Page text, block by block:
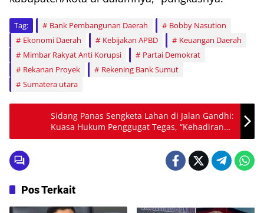
Tag: Bank Pembangunan Daerah
Bobby Nasution
Ekonomi Daerah
Kebijakan APBD
Keuangan Daerah
Mimbar Rakyat Anti Korupsi
Partai Demokrat
Rekanan Proyek
Rekening Bank Sumut
Sumatera utara
Sidang Panas Sengketa Lahan di Jalan Gandhi:
Kuasa Hukum Penggugat Tegas, “Kehadiran
Tergugat Dinantikan untuk Pembuktian!”
Pos Terkait